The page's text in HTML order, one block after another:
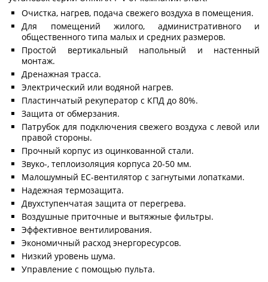
Очистка, нагрев, подача свежего воздуха в помещения.
Для помещений жилого, административного и
общественного типа малых и средних размеров.
Простой вертикальный напольный и настенный
монтаж.
Дренажная трасса.
Электрический или водяной нагрев.
Пластинчатый рекуператор с КПД до 80%.
Защита от обмерзания.
Патрубок для подключения свежего воздуха с левой или
правой стороны.
Прочный корпус из оцинкованной стали.
Звуко-, теплоизоляция корпуса 20-50 мм.
Малошумный ЕС-вентилятор с загнутыми лопатками.
Надежная термозащита.
Двухступенчатая защита от перегрева.
Воздушные приточные и вытяжные фильтры.
Эффективное вентилирования.
Экономичный расход энергоресурсов.
Низкий уровень шума.
Управление с помощью пульта.